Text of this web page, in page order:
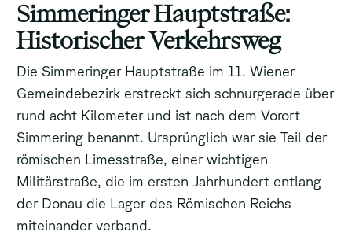
Simmeringer Hauptstraße:
Historischer Verkehrsweg
Die Simmeringer Hauptstraße im 11. Wiener
Gemeindebezirk erstreckt sich schnurgerade über
rund acht Kilometer und ist nach dem Vorort
Simmering benannt. Ursprünglich war sie Teil der
römischen Limesstraße, einer wichtigen
Militärstraße, die im ersten Jahrhundert entlang
der Donau die Lager des Römischen Reichs
miteinander verband.